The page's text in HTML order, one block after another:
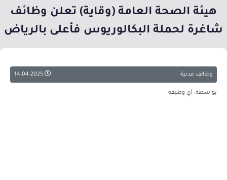
هيئة الصحة العامة (وقاية) تعلن وظائف
شاغرة لحملة البكالوريوس فأعلى بالرياض
وظائف مدنية
بواسطة: أي وظيفة